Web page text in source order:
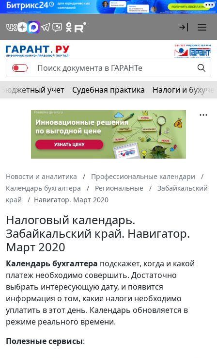
Бюджетный учет Судебная практика Налоги и
Новости и аналитика
Профессиональные календари
Календарь бухгалтера
Региональные
Забайкальский
край
Навигатор. Март 2020
Налоговый календарь.
Забайкальский край. Навигатор.
Март 2020
Календарьбухгалтера подскажет, когда и какой
платеж необходимо совершить. Достаточно
выбрать интересующую дату, и появится
информация о том, какие налоги необходимо
уплатить в этот день. Календарь обновляется в
режиме реального времени.
Полезные сервисы: